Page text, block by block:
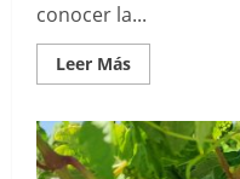
conocer la...
Leer MásRead
more
la
tonelería,
bodegas